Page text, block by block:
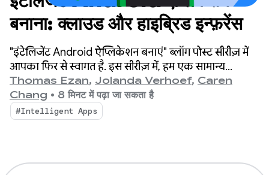
बनाना: क्लाउड और हाइब्रिड इन्फ़रेंस
"इंटेलिजेंट Android ऐप्लिकेशन बनाएं" ब्लॉग पोस्ट सीरीज़ में
आपका फिर से स्वागत है. इस सीरीज़ में, हम एक सामान्य
Android ऐप्लिकेशन को आपकी दिलचस्पी के हिसाब से बनाए
गए, इंटेलिजेंट, और एजेंटिक अनुभव में बदलते हैं.
Thomas Ezan, Jolanda Verhoef, Caren
Chang • 8 मिनट में पढ़ा जा सकता है
#Intelligent Apps